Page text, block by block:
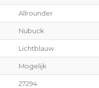
Allrounder
Nubuck
Lichtblauw
Mogelijk
27294